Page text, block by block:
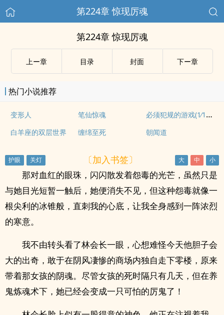
第224章 惊现厉魂
第224章 惊现厉魂
上ー章 目录 封面 下ー章
热门小说推荐
变形人 笔仙惊魂 必须犯规的游戏(1∕14第一季)
白羊座的双层世界 缠绵至死 朝闻道
〔加入书签〕
那对血红的眼珠，闪闪散发着怨毒的光芒，虽然只是
与她目光短暂一触后，她便消失不见，但这种怨毒就像一
根尖利的冰锥般，直刺我的心底，让我全身感到一阵浓烈
的寒意。
我不由转头看了林会长一眼，心想难怪今天他胆子会
大的出奇，敢于在阴风凄惨的商场内独自走下零楼，原来
带着那女孩的阴魂。尽管女孩的死时隔只有几天，但在养
鬼炼魂术下，她已经会变成一只可怕的厉鬼了！